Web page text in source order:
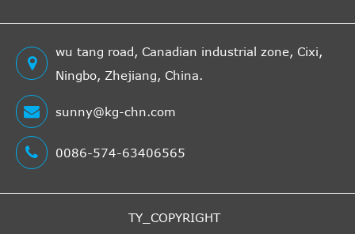
wu tang road, Canadian industrial zone, Cixi,
Ningbo, Zhejiang, China.
sunny@kg-chn.com
0086-574-63406565
TY_COPYRIGHT